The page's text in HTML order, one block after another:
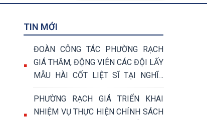
TIN MỚI
ĐOÀN CÔNG TÁC PHƯỜNG RẠCH
GIÁ THĂM, ĐỘNG VIÊN CÁC ĐỘI LẤY
MẪU HÀI CỐT LIỆT SĨ TẠI NGHĨA
TRANG LIỆT SĨ TỈNH AN GIANG
PHƯỜNG RẠCH GIÁ TRIỂN KHAI
NHIỆM VỤ THỰC HIỆN CHÍNH SÁCH